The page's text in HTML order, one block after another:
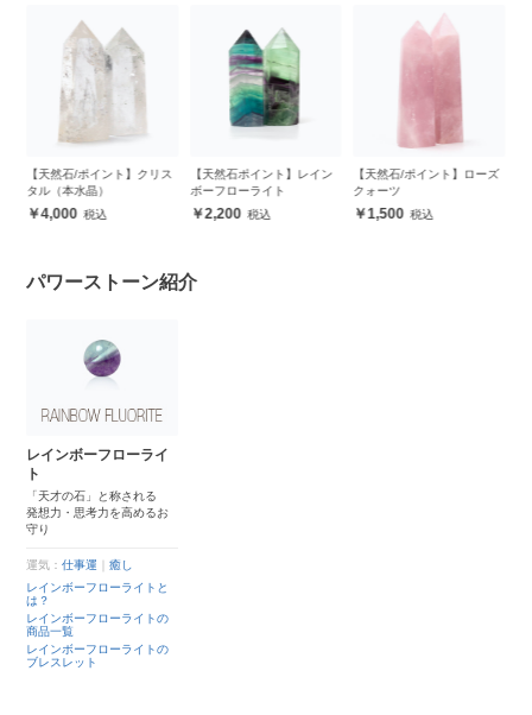
【天然石/ポイント】クリス
タル（本水晶）
4,000
【天然石ポイント】レイン
ボーフローライト
2,200
【天然石/ポイント】ローズ
クォーツ
1,500
パワーストーン紹介
レインボーフローライ
ト
「天才の石」と称される
発想力・思考力を高めるお
守り
運気：仕事運 ｜癒し
レインボーフローライトと
は？
レインボーフローライトの
商品一覧
レインボーフローライトの
ブレスレット